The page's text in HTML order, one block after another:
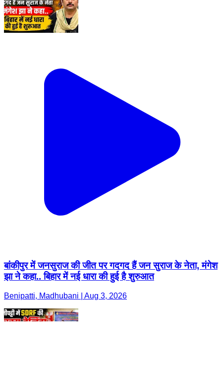
बांकीपुर में जनसुराज की जीत पर गदगद हैं जन सुराज के नेता, मंगेश
झा ने कहा.. बिहार में नई धारा की हुई है शुरुआत
Benipatti, Madhubani | Aug 3, 2026